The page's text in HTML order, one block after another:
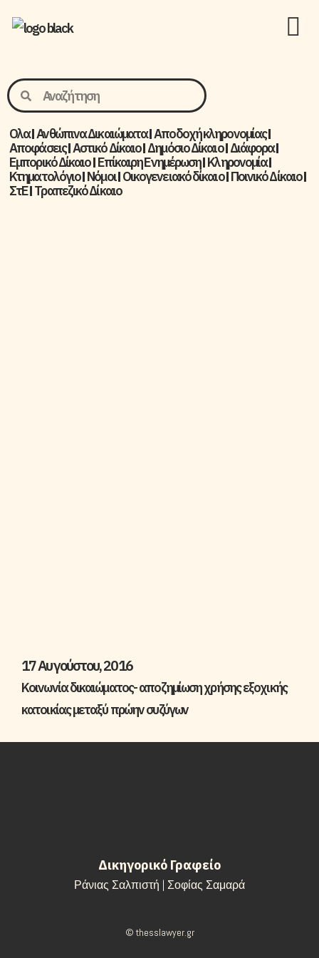
Ολα Ανθώπινα Δικαιώματα Aποδοχή κληρονομίας
Αποφάσεις Αστικό Δίκαιο Δημόσιο Δίκαιο Διάφορα
Εμπορικό Δίκαιο Επίκαιρη Ενημέρωση Kληρονομία
Κτηματολόγιο Νόμοι Οικογενειακό δίκαιο Ποινικό Δίκαιο
ΣτΕ Τραπεζικό Δίκαιο
17 Αυγούστου, 2016
Κοινωνία δικαιώματος- αποζημίωση χρήσης εξοχικής
κατοικίας μεταξύ πρώην συζύγων
Δικηγορικό Γραφείο
Ράνιας Σαλπιστή | Σοφίας Σαμαρά
© thesslawyer.gr